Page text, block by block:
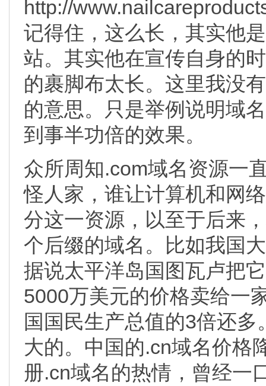
http://
记得住，这么长，其实他
站。其实他在宣传自身的
的裹脚布太长。这里我没
的意思。只是举例说明域
到事半功倍的效果。
众所周知.com域名资源一
怪人家，谁让计算机和网
分这一资源，以至于后来
个后缀的域名。比如我国
据说太平洋岛国图瓦卢把
5000万美元的价格卖给一
国国民生产总值的3倍还
大的。中国的.cn域名价格
册.cn域名的热情，曾经一